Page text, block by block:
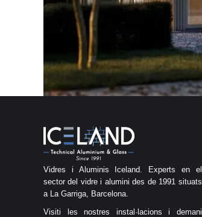
Vidres i Aluminis Iceland. Experts en el
sector del vidre i alumini des de 1991 situats
a La Garriga, Barcelona.
Visiti les nostres instal·lacions i demani